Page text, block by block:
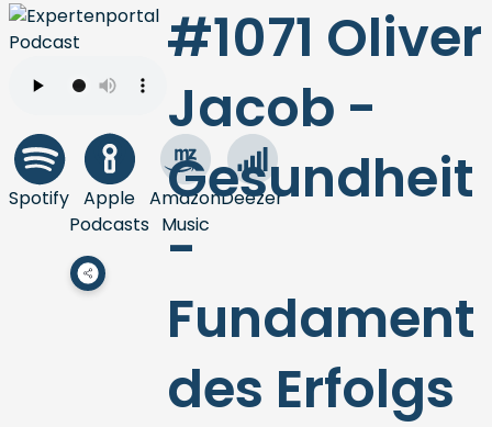
Spotify Apple
Podcasts
Amazon
Music
Deezer
#1071 Oliver
Jacob -
Gesundheit
-
Fundament
des Erfolgs